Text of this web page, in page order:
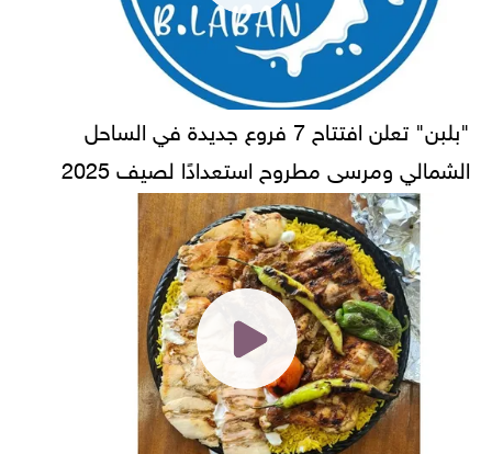
"بلبن" تعلن افتتاح 7 فروع جديدة في الساحل
الشمالي ومرسى مطروح استعدادًا لصيف 2025